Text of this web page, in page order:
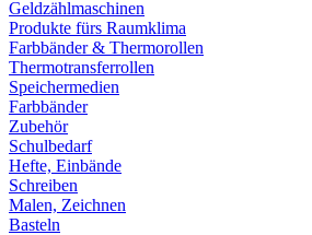
Geldzählmaschinen
Produkte fürs Raumklima
Farbbänder & Thermorollen
Thermotransferrollen
Speichermedien
Farbbänder
Zubehör
Schulbedarf
Hefte, Einbände
Schreiben
Malen, Zeichnen
Basteln